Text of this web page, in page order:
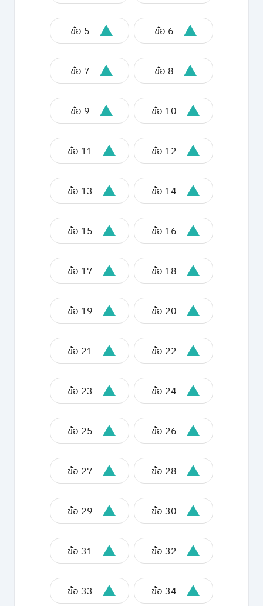
ข้อ 5 ข้อ 6
ข้อ 7 ข้อ 8
ข้อ 9 ข้อ 10
ข้อ 11 ข้อ 12
ข้อ 13 ข้อ 14
ข้อ 15 ข้อ 16
ข้อ 17 ข้อ 18
ข้อ 19 ข้อ 20
ข้อ 21 ข้อ 22
ข้อ 23 ข้อ 24
ข้อ 25 ข้อ 26
ข้อ 27 ข้อ 28
ข้อ 29 ข้อ 30
ข้อ 31 ข้อ 32
ข้อ 33 ข้อ 34